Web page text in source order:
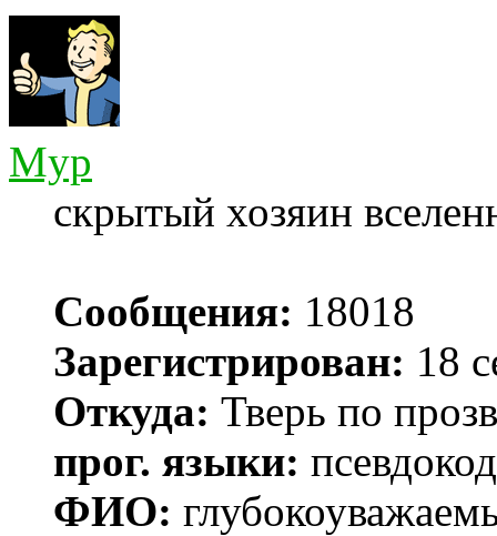
Myp
скрытый хозяин
Сообщения: 18018
Зарегистрирован: 18
Откуда: Тверь по
прог. языки:
ФИО: